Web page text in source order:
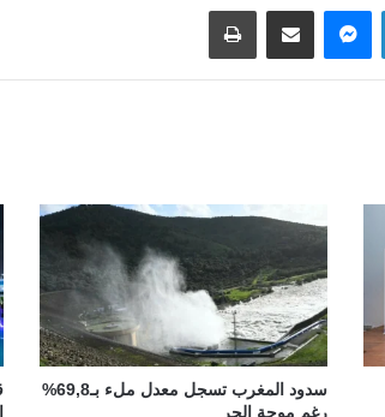
لينكدإن
سدود المغرب تسجل معدل ملء بـ69,8%
رغم موجة الحر